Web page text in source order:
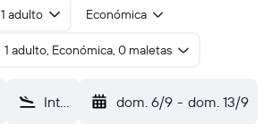
1 adulto Económica
1 adulto, Económica, 0 maletas
Internacional de Kaohsiung (KHH) dom. 6/9 - dom. 13/9